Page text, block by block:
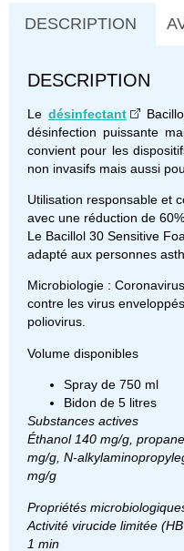
DESCRIPTION
DESCRIPTION
Le désinfectant
désinfection puissante
convient pour les
non invasifs mais aussi
Utilisation responsable et
avec une réduction de
Le Bacillol 30 Sensitive
adapté aux personnes
Microbiologie :
contre les virus
poliovirus.
Volume disponibles
Spray de 750 ml
Bidon de 5 litres
Substances actives
Éthanol 140 mg/g,
mg/g, N-
mg/g
Propriétés
Activité virucide limitée
1 min